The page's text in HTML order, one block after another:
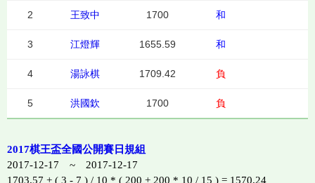
2 王致中 1700 和
3 江燈輝 1655.59 和
4 湯詠棋 1709.42 負
5 洪國欽 1700 負
2017棋王盃全國公開賽日規組
2017-12-17 ~ 2017-12-17
1703.57 + ( 3 - 7 ) / 10 * ( 200 + 200 * 10 / 15 ) = 1570.24